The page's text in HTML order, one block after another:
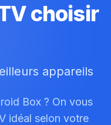
choisir
appareils
Box ? On vous
idéal selon votre